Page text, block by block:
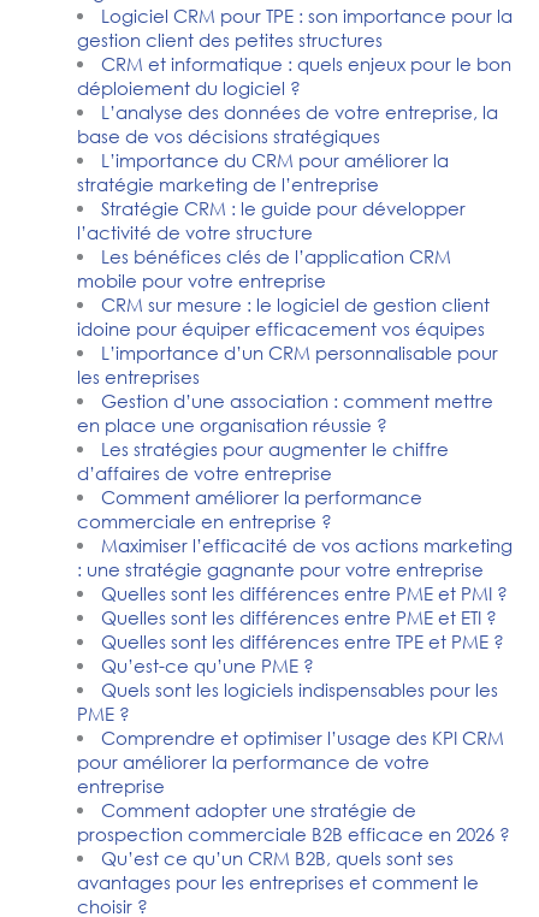
Logiciel CRM pour TPE : son importance pour la
gestion client des petites structures
CRM et informatique : quels enjeux pour le bon
déploiement du logiciel ?
L’analyse des données de votre entreprise, la
base de vos décisions stratégiques
L’importance du CRM pour améliorer la
stratégie marketing de l’entreprise
Stratégie CRM : le guide pour développer
l’activité de votre structure
Les bénéfices clés de l’application CRM
mobile pour votre entreprise
CRM sur mesure : le logiciel de gestion client
idoine pour équiper efficacement vos équipes
L’importance d’un CRM personnalisable pour
les entreprises
Gestion d’une association : comment mettre
en place une organisation réussie ?
Les stratégies pour augmenter le chiffre
d’affaires de votre entreprise
Comment améliorer la performance
commerciale en entreprise ?
Maximiser l’efficacité de vos actions marketing
: une stratégie gagnante pour votre entreprise
Quelles sont les différences entre PME et PMI ?
Quelles sont les différences entre PME et ETI ?
Quelles sont les différences entre TPE et PME ?
Qu’est-ce qu’une PME ?
Quels sont les logiciels indispensables pour les
PME ?
Comprendre et optimiser l’usage des KPI CRM
pour améliorer la performance de votre
entreprise
Comment adopter une stratégie de
prospection commerciale B2B efficace en 2026 ?
Qu’est ce qu’un CRM B2B, quels sont ses
avantages pour les entreprises et comment le
choisir ?